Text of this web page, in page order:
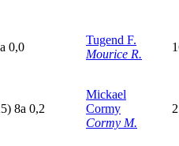
a 0,0
Tugend F.
Mourice R.
8a 0,2
Mickael
Cormy
Cormy M.